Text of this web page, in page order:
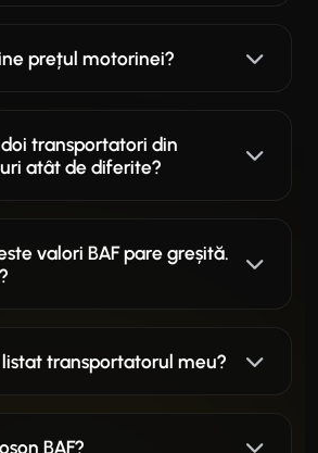
prețul motorinei?
transportatori din
atât de diferite?
valori BAF pare greșită.
listat transportatorul meu?
BAF?